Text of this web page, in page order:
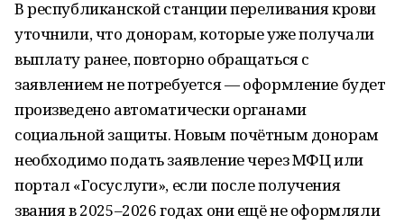
В республиканской станции переливания крови
уточнили, что донорам, которые уже получали
выплату ранее, повторно обращаться с
заявлением не потребуется — оформление будет
произведено автоматически органами
социальной защиты. Новым почётным донорам
необходимо подать заявление через МФЦ или
портал «Госуслуги», если после получения
звания в 2025–2026 годах они ещё не оформляли